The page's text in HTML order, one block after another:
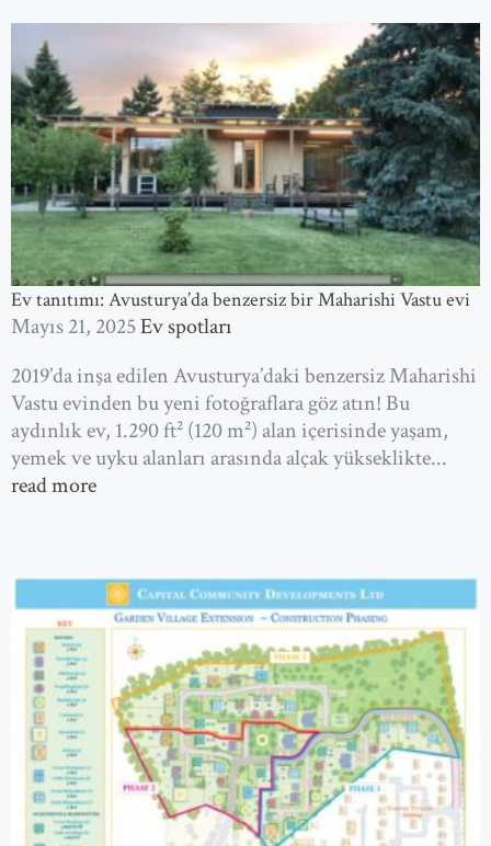
Ev tanıtımı: Avusturya’da benzersiz bir Maharishi Vastu evi
Mayıs 21, 2025Ev spotları
2019’da inşa edilen Avusturya’daki benzersiz Maharishi
Vastu evinden bu yeni fotoğraflara göz atın! Bu
aydınlık ev, 1.290 ft² (120 m²) alan içerisinde yaşam,
yemek ve uyku alanları arasında alçak yükseklikte...
read more